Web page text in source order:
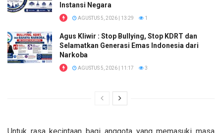
Instansi Negara
AGUSTUS 5, 2026 | 13:29 1
Agus Kliwir : Stop Bullying, Stop KDRT dan
Selamatkan Generasi Emas Indonesia dari
Narkoba
AGUSTUS 5, 2026 | 11:17 3